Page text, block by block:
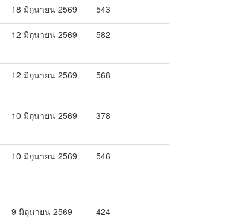
18 มิถุนายน 2569 543
12 มิถุนายน 2569 582
12 มิถุนายน 2569 568
10 มิถุนายน 2569 378
10 มิถุนายน 2569 546
9 มิถุนายน 2569 424